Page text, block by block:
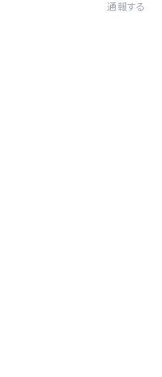
通報する